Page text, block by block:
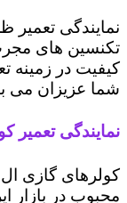
نمایندگی تعمیر
تکنسین های
کیفیت در زمینه
شما عزیزان می
نمایندگی تعمیر
کولرهای گازی
محبوب در بازار